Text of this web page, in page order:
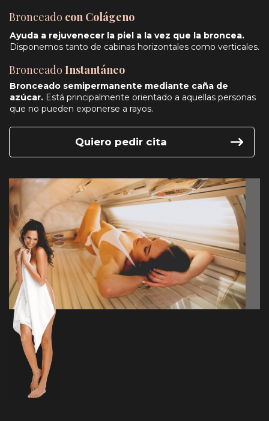
Bronceado con Colágeno
Ayuda a rejuvenecer la piel a la vez que la broncea.
Disponemos tanto de cabinas horizontales como verticales.
Bronceado Instantáneo
Bronceado semipermanente mediante caña de
azúcar. Está principalmente orientado a aquellas personas
que no pueden exponerse a rayos.
Quiero pedir cita